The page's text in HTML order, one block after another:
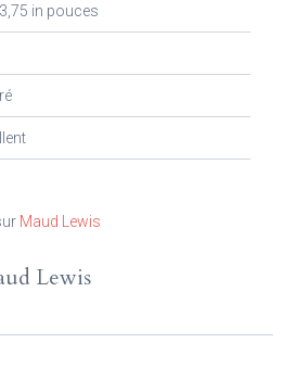
in pouces
Maud Lewis
Lewis